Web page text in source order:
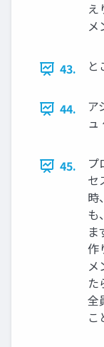
え
メ
43. と
44.
ア
ュ
45.
プ
セ
時
も
ま
作
メ
た
全
こ